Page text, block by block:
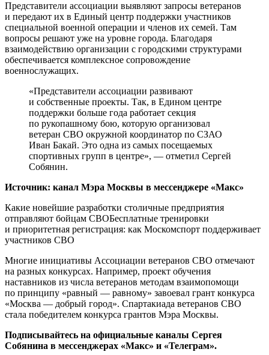
Представители ассоциации выявляют запросы ветеранов
и передают их в Единый центр поддержки участников
специальной военной операции и членов их семей. Там
вопросы решают уже на уровне города. Благодаря
взаимодействию организации с городскими структурами
обеспечивается комплексное сопровождение
военнослужащих.
«Представители ассоциации развивают
и собственные проекты. Так, в Едином центре
поддержки больше года работает секция
по рукопашному бою, которую организовал
ветеран СВО окружной координатор по СЗАО
Иван Бакай. Это одна из самых посещаемых
спортивных групп в центре», — отметил Сергей
Собянин.
Источник: канал Мэра Москвы в мессенджере «Макс»
Какие новейшие разработки столичные предприятия
отправляют бойцам СВОБесплатные тренировки
и приоритетная регистрация: как Москомспорт поддерживает
участников СВО
Многие инициативы Ассоциации ветеранов СВО отмечают
на разных конкурсах. Например, проект обучения
наставников из числа ветеранов методам взаимопомощи
по принципу «равный — равному» завоевал грант конкурса
«Москва — добрый город». Спартакиада ветеранов СВО
стала победителем конкурса грантов Мэра Москвы.
Подписывайтесь на официальные каналы Сергея
Собянина в мессенджерах «Макс» и «Телеграм».